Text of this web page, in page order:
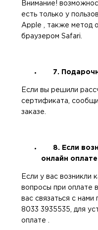
Внимание!
есть только у
Apple , также метод
браузером Safari.
7.
Если вы решили
сертификата,
заказе.
8. Если
онлайн
Если у вас возникли
вопросы при оплате
вас связаться с
8033 3935535, для
оплате .